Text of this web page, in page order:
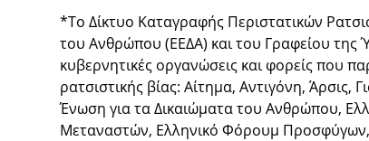
*Το Δίκτυο Καταγραφής Περιστατικών
του Ανθρώπου (ΕΕΔΑ) και του Γραφείου
κυβερνητικές οργανώσεις και φορείς που
ρατσιστικής βίας: Αίτημα, Αντιγόνη,
Ένωση για τα Δικαιώματα του Ανθρώπου,
Μεταναστών, Ελληνικό Φόρουμ Προσφύγων,